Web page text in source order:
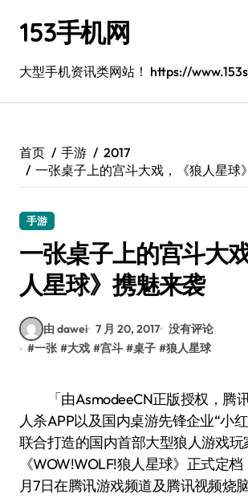
153手机网
大型手机资讯类网站！ https://
首页 手游
2017
一张桌子上的宫斗大戏，《狼人星球
手游
一张桌子上的宫斗大
人星球》携魅来袭
由 dawei 7 月 20, 2017 没有评论
#一张 #大戏 #宫斗 #桌子 #狼人星球
「由AsmodeeCN正版授权，腾讯游戏频道、狼
人杀APP以及国内桌游先锋企业“小
联合打造的国内首部大型狼人游戏
《WOW!WOLF!狼人星球》正式定
月7日在腾讯游戏频道及腾讯视频烧